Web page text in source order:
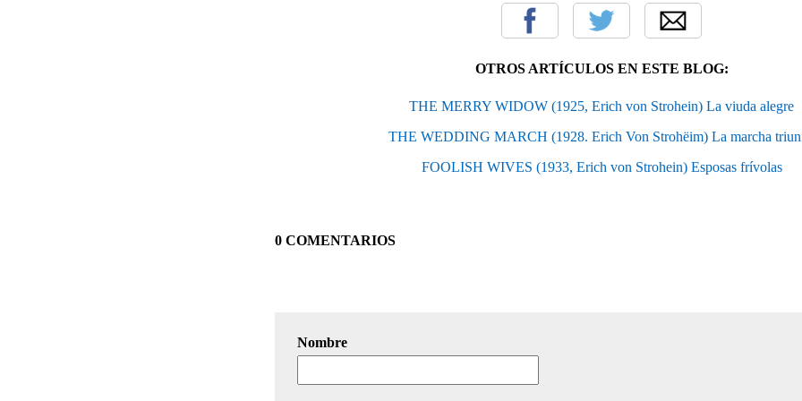
OTROS ARTÍCULOS EN ESTE BLOG:
THE MERRY WIDOW (1925, Erich von Strohein) La viuda alegre
THE WEDDING MARCH (1928. Erich Von Strohëim) La marcha
FOOLISH WIVES (1933, Erich von Strohein) Esposas frívolas
0 COMENTARIOS
Nombre